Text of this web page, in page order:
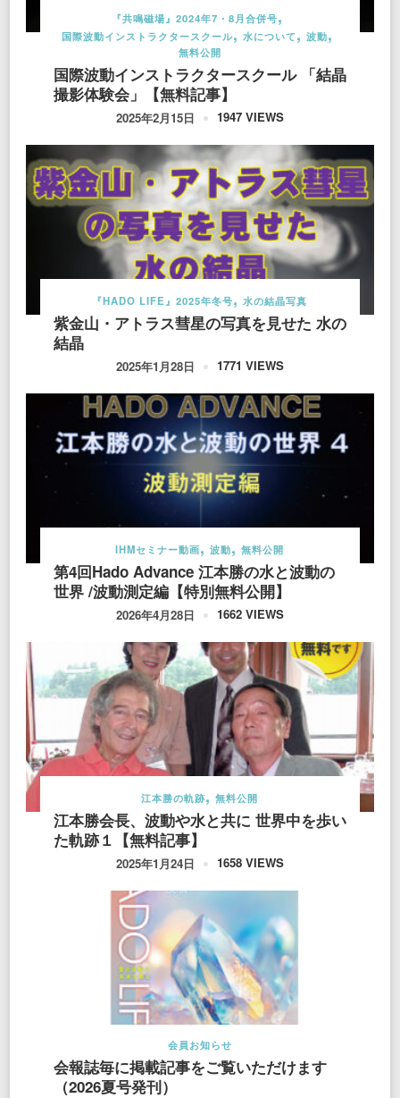
『共鳴磁場』2024年7・8月合併号
国際波動インストラクタースクール
水について
波動
無料公開
国際波動インストラクタースクール 「結晶
撮影体験会」【無料記事】
2025年2月15日 1947 VIEWS
『HADO LIFE』2025年冬号 水の結晶写真
紫金山・アトラス彗星の写真を見せた 水の
結晶
2025年1月28日 1771 VIEWS
IHMセミナー動画 波動 無料公開
第4回Hado Advance 江本勝の水と波動の
世界 /波動測定編【特別無料公開】
2026年4月28日 1662 VIEWS
江本勝の軌跡 無料公開
江本勝会長、波動や水と共に 世界中を歩い
た軌跡１【無料記事】
2025年1月24日 1658 VIEWS
会員お知らせ
会報誌毎に掲載記事をご覧いただけます
（2026夏号発刊）